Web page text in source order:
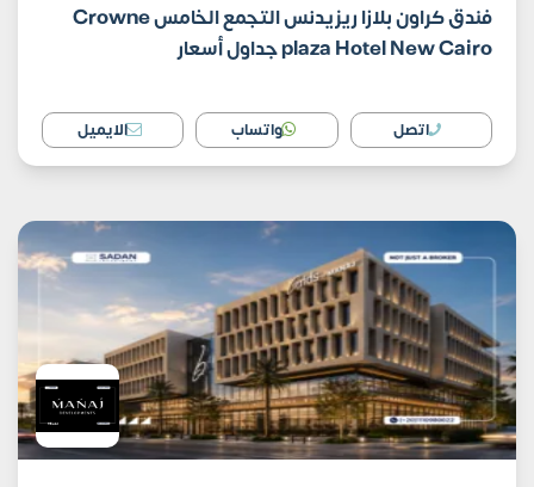
فندق كراون بلازا ريزيدنس التجمع الخامس Crowne
plaza Hotel New Cairo جداول أسعار
اتصل واتساب الايميل